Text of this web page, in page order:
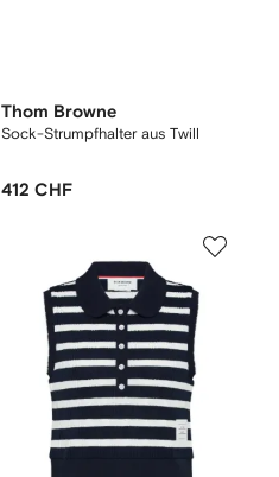
Thom Browne
Sock-Strumpfhalter aus Twill
412 CHF